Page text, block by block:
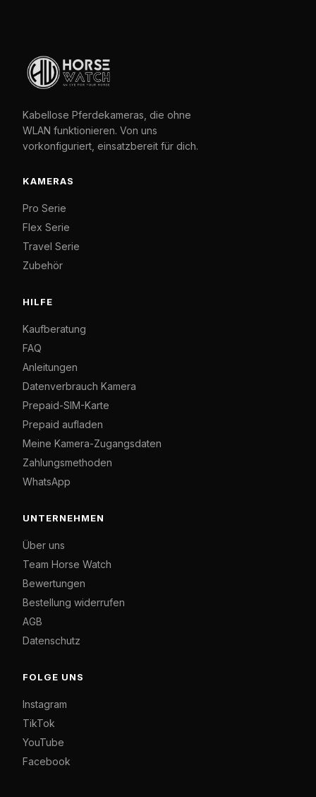
Kabellose Pferdekameras, die ohne
WLAN funktionieren. Von uns
vorkonfiguriert, einsatzbereit für dich.
KAMERAS
Pro Serie
Flex Serie
Travel Serie
Zubehör
HILFE
Kaufberatung
FAQ
Anleitungen
Datenverbrauch Kamera
Prepaid-SIM-Karte
Prepaid aufladen
Meine Kamera-Zugangsdaten
Zahlungsmethoden
WhatsApp
UNTERNEHMEN
Über uns
Team Horse Watch
Bewertungen
Bestellung widerrufen
AGB
Datenschutz
FOLGE UNS
Instagram
TikTok
YouTube
Facebook